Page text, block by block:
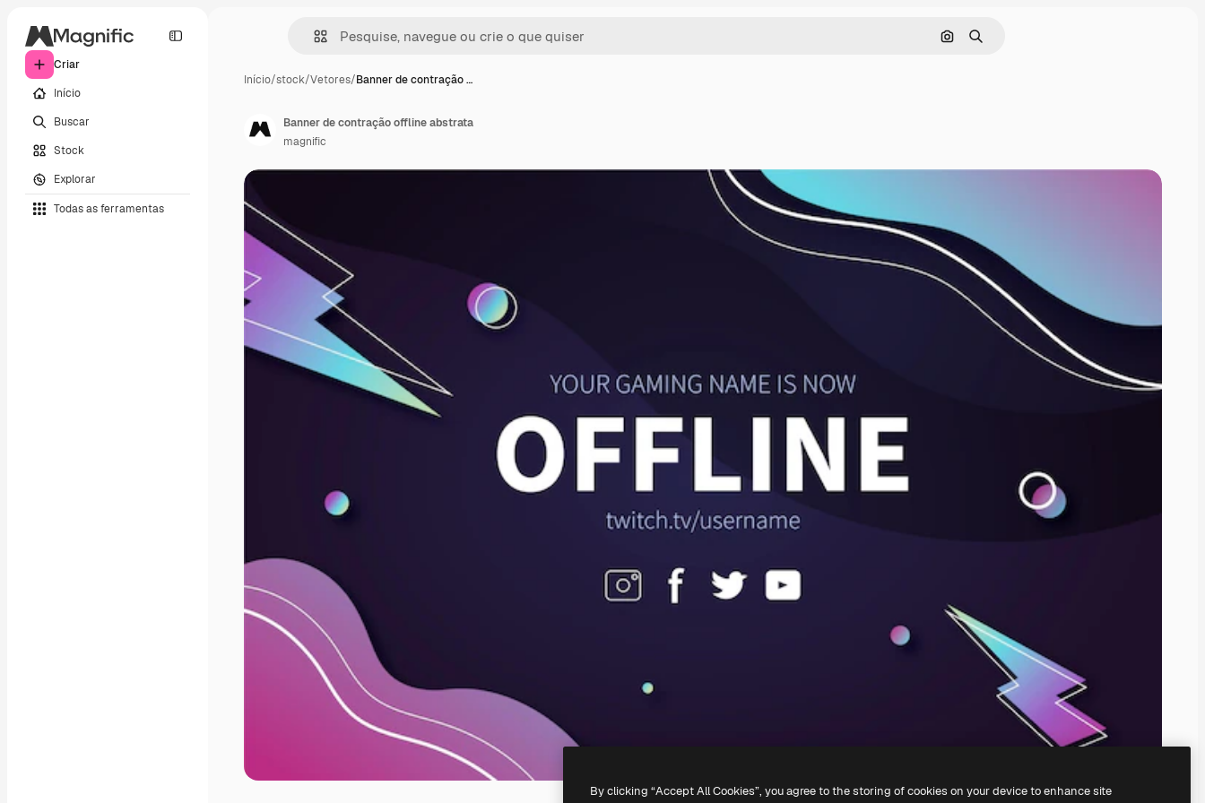
Criar
Início
Buscar
Stock
Explorar
Todas as ferramentas
Pesquisar por imagem
Buscar
Início/stock/Vetores/Banner de contração …
Banner de contração offline abstrata
magnific
By clicking “Accept All Cookies”, you agree to the storing of cookies on your device to enhance site